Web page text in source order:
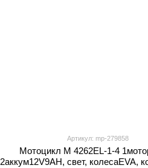
Артикул: mp-279858
Мотоцикл M 4262EL-1-4
2аккум12V9AH, свет, колесаEVA,